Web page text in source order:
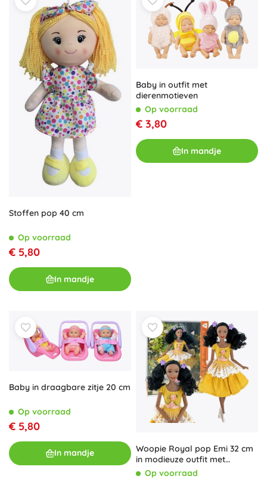
Stoffen pop 40 cm
Op voorraad
€ 5,80
In mandje
Baby in outfit met
dierenmotieven
Op voorraad
€ 3,80
In mandje
Baby in draagbare zitje 20 cm
Op voorraad
€ 5,80
In mandje
Woopie Royal pop Emi 32 cm
in modieuze outfit met
prachtige zwarte haren
Op voorraad